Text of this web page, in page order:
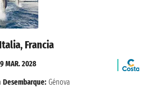
Francia
MAR. 2028
Desembarque: Génova